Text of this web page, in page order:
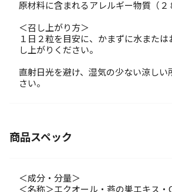
原材料に含まれるアレルギー物質（２
＜召し上がり方＞
１日２粒を目安に、かまずに水または
し上がりください。
直射日光を避け、湿気の少ない涼しい
さい。
商品スペック
＜成分・分量＞
＜名称＞エクオール・燕の巣エキス・